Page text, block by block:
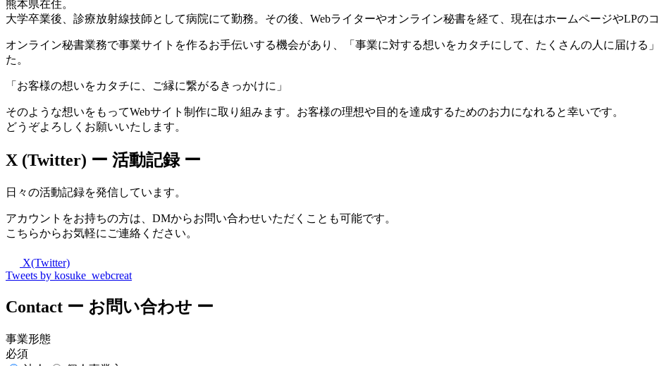
熊本県在住。
大学卒業後、診療放射線技師として病院にて勤務。その後、Webライターやオンライン秘書を経て、現在はホームページやLPの
オンライン秘書業務で事業サイトを作るお手伝いする機会があり、「事業に対する想いをカタチにして、たくさんの人に届ける
た。
「お客様の想いをカタチに、ご縁に繋がるきっかけに」
そのような想いをもってWebサイト制作に取り組みます。お客様の理想や目的を達成するためのお力になれると幸いです。
どうぞよろしくお願いいたします。
X (Twitter) ー 活動記録 ー
日々の活動記録を発信しています。
アカウントをお持ちの方は、DMからお問い合わせいただくことも可能です。
こちらからお気軽にご連絡ください。
X(Twitter)
Tweets by kosuke_webcreat
Contact ー お問い合わせ ー
事業形態
必須